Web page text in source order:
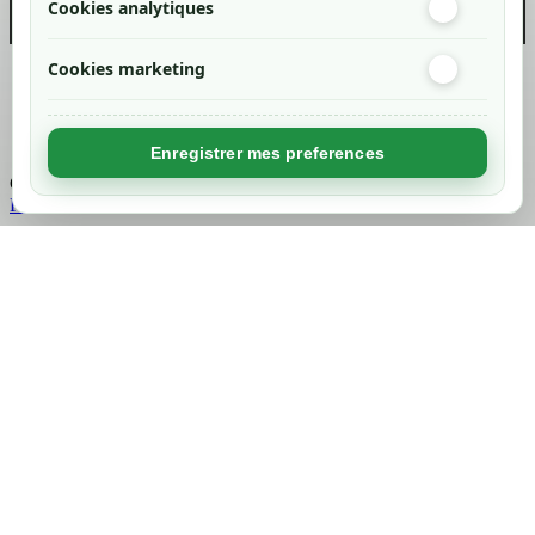
Cookies analytiques
Cookies marketing
Enregistrer mes preferences
Created byNageoconcept
Chargement...
Retour en haut